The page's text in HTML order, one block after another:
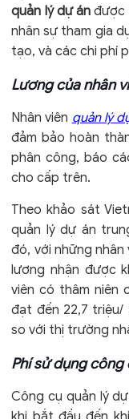
quản lý dự án được
nhân sự tham gia
tạo, và các chi phí
Lương của nhân
Nhân viên quản lý
đảm bảo hoàn
phân công, báo
cho cấp trên.
Theo khảo sát
quản lý dự án
đó, với những nhân
lương nhận được
viên có thâm niên
đạt đến 22,7 triệu/
so với thị trường
Phí sử dụng công
Công cụ quản lý